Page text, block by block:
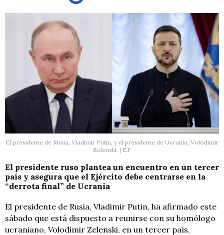
El presidente de Rusia, Vladimir Putin, y el presidente de Ucrania, Volodimir
Zelenski. | EP
El presidente ruso plantea un encuentro en un tercer
país y asegura que el Ejército debe centrarse en la
“derrota final” de Ucrania
El presidente de Rusia, Vladimir Putin, ha afirmado este
sábado que está dispuesto a reunirse con su homólogo
ucraniano, Volodimir Zelenski, en un tercer país,